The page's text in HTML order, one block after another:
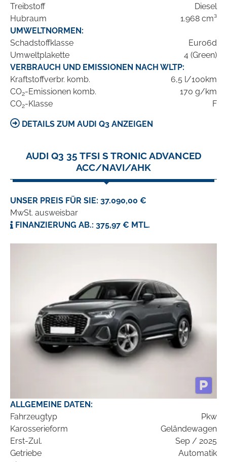
Treibstoff
Diesel
Hubraum
1.968 cm³
UMWELTNORMEN:
Schadstoffklasse
Euro6d
Umweltplakette
4 (Green)
VERBRAUCH UND EMISSIONEN NACH WLTP:
Kraftstoffverbr. komb.
6,5 l/100km
CO2-Emissionen komb.
170 g/km
CO2-Klasse F
DETAILS ZUM AUDI Q3 ANZEIGEN
AUDI Q3 35 TFSI S TRONIC ADVANCED
ACC/NAVI/AHK
UNSER PREIS FÜR SIE: 37.090,00 €
MwSt. ausweisbar
FINANZIERUNG AB.: 375,97 € MTL.
ALLGEMEINE DATEN:
Fahrzeugtyp
Pkw
Karosserieform
Geländewagen
Erst-Zul.
Sep / 2025
Getriebe
Automatik